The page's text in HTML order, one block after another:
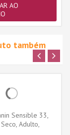
AO
também
Sensible 33,
Seco, Adulto,